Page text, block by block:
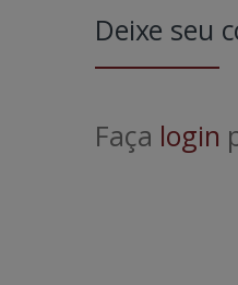
Deixe seu
Faça login